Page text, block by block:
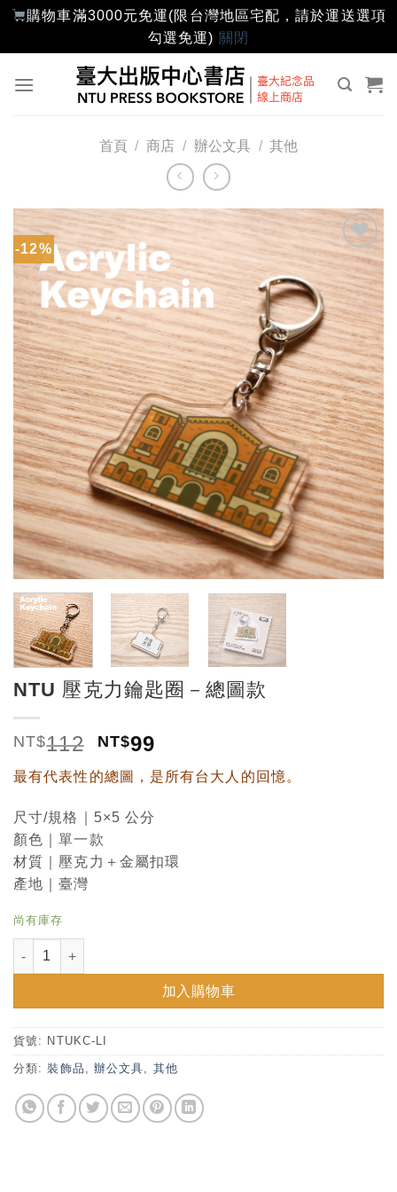
購物車滿3000元免運(限台灣地區宅配，請於運送選項
勾選免運) 關閉
首頁 / 商店 / 辦公文具 / 其他
-12%
加入
「願
望輕
單」
NTU 壓克力鑰匙圈－總圖款
NT$112 NT$99
最有代表性的總圖，是所有台大人的回憶。
尺寸/規格｜5×5 公分
顏色｜單一款
材質｜壓克力＋金屬扣環
產地｜臺灣
尚有庫存
NTU 壓克力鑰匙圈－總圖款 數量
加入購物車
貨號: NTUKC-LI
分類:裝飾品 , 辦公文具, 其他